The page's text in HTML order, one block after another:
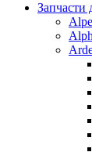
Запчасти